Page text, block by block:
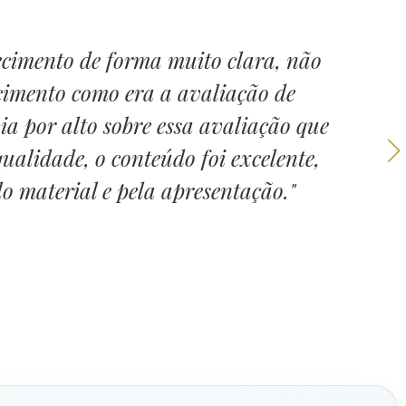
de forma muito clara, não
como era a avaliação de
por alto sobre essa avaliação que
o conteúdo foi excelente,
material e pela apresentação."